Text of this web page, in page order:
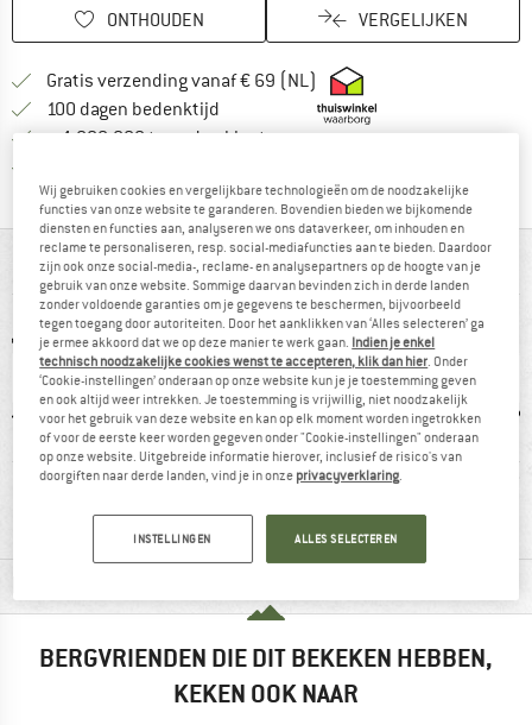
ONTHOUDEN VERGELIJKEN
Gratis verzending vanaf € 69 (NL) Vind hier de
100 dagen bedenktijd Vind de betalingsinformatie hier!
> 4.000.000 tevreden klanten
IN EEN OOGOPSLAG
GORE-TEX 100% raadt het aan
BERGVRIENDEN DIE DIT BEKEKEN HEBBEN,
KEKEN OOK NAAR
Wij gebruiken cookies en vergelijkbare technologieën om de noodzakelijke
functies van onze website te garanderen. Bovendien bieden we bijkomende
diensten en functies aan, analyseren we ons dataverkeer, om inhouden en
reclame te personaliseren, resp. social-mediafuncties aan te bieden. Daardoor
zijn ook onze social-media-, reclame- en analysepartners op de hoogte van je
gebruik van onze website. Sommige daarvan bevinden zich in derde landen
zonder voldoende garanties om je gegevens te beschermen, bijvoorbeeld
tegen toegang door autoriteiten. Door het aanklikken van ‘Alles selecteren’ ga
je ermee akkoord dat we op deze manier te werk gaan. Indien je enkel
technisch noodzakelijke cookies wenst te accepteren, klik dan hier. Onder
‘Cookie-instellingen’ onderaan op onze website kun je je toestemming geven
en ook altijd weer intrekken. Je toestemming is vrijwillig, niet noodzakelijk
voor het gebruik van deze website en kan op elk moment worden ingetrokken
of voor de eerste keer worden gegeven onder "Cookie-instellingen" onderaan
op onze website. Uitgebreide informatie hierover, inclusief de risico's van
doorgiften naar derde landen, vind je in onze privacyverklaring.
INSTELLINGEN ALLES SELECTEREN